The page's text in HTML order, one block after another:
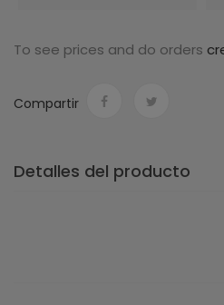
To see prices and do orders
Compartir
Detalles del producto